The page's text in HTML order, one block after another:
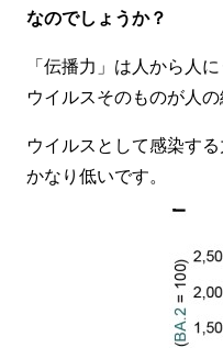
なのでしょうか？
「伝播力」は人から人
ウイルスそのものが人
ウイルスとして感染す
かなり低いです。